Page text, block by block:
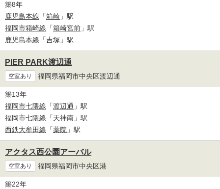
築8年
鹿児島本線 「箱崎 」駅
福岡市箱崎線 「箱崎宮前 」駅
鹿児島本線 「吉塚 」駅
PIER PARK渡辺通
空室あり 福岡県福岡市中央区渡辺通
築13年
福岡市七隈線 「渡辺通 」駅
福岡市七隈線 「天神南 」駅
西鉄大牟田線 「薬院 」駅
アクタス西公園アーバル
空室あり 福岡県福岡市中央区港
築22年